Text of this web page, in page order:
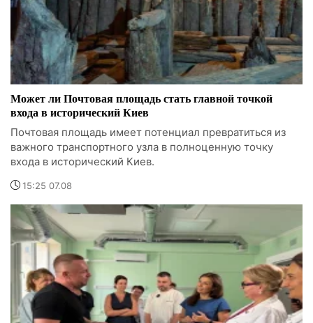
Может ли Почтовая площадь стать главной точкой
входа в исторический Киев
Почтовая площадь имеет потенциал превратиться из
важного транспортного узла в полноценную точку
входа в исторический Киев.
15:25 07.08